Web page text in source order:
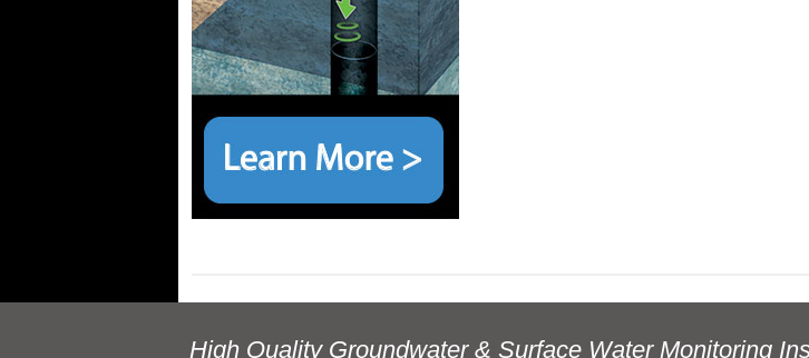
High Quality Groundwater & Surface Water Monitoring